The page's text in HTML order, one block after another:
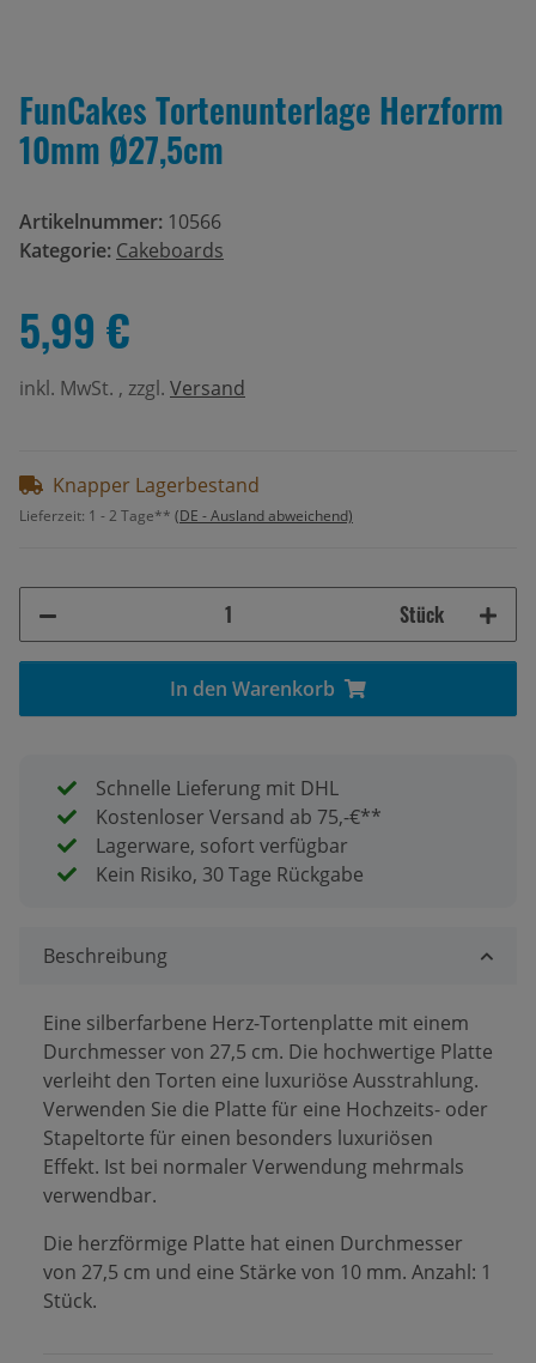
FunCakes Tortenunterlage Herzform
10mm Ø27,5cm
Artikelnummer: 10566
Kategorie: Cakeboards
5,99 €
inkl. MwSt. , zzgl. Versand
Knapper Lagerbestand
Lieferzeit: 1 - 2 Tage** (DE - Ausland abweichend)
Stück
In den Warenkorb
Schnelle Lieferung mit DHL
Kostenloser Versand ab 75,-€**
Lagerware, sofort verfügbar
Kein Risiko, 30 Tage Rückgabe
Beschreibung
Eine silberfarbene Herz-Tortenplatte mit einem
Durchmesser von 27,5 cm. Die hochwertige Platte
verleiht den Torten eine luxuriöse Ausstrahlung.
Verwenden Sie die Platte für eine Hochzeits- oder
Stapeltorte für einen besonders luxuriösen
Effekt. Ist bei normaler Verwendung mehrmals
verwendbar.
Die herzförmige Platte hat einen Durchmesser
von 27,5 cm und eine Stärke von 10 mm. Anzahl: 1
Stück.